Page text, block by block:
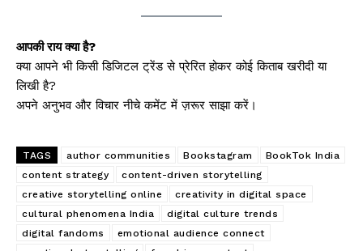
आपकी राय क्या है?
क्या आपने भी किसी डिजिटल ट्रेंड से प्रेरित होकर कोई किताब खरीदी या
लिखी है?
अपने अनुभव और विचार नीचे कमेंट में ज़रूर साझा करें।
TAGS author communities Bookstagram
BookTok India
content strategy
content-driven storytelling
creative storytelling online
creativity in digital space
cultural phenomena India
digital culture trends
digital fandoms
emotional audience connect